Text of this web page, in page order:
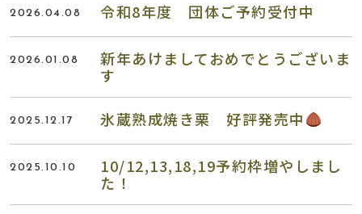
2026.04.08 令和8年度 団体ご予約受付中
2026.01.08
新年あけましておめでとうございま
す
2025.12.17 氷蔵熟成焼き栗 好評発売中
2025.10.10
10/12,13,18,19予約枠増やしまし
た！